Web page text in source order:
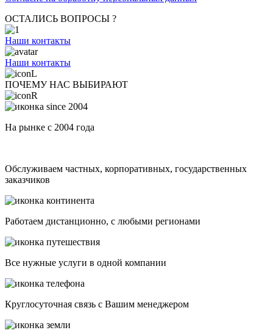
ОСТАЛИСЬ ВОПРОСЫ ?
Наши контакты
Наши контакты
ПОЧЕМУ НАС ВЫБИРАЮТ
На рынке с 2004 года
Обслуживаем частных, корпоративных, государственных
заказчиков
Работаем дистанционно, с любыми регионами
Все нужные услуги в одной компании
Круглосуточная связь с Вашим менеджером